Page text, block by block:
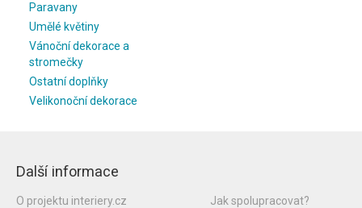
Paravany
Umělé květiny
Vánoční dekorace a
stromečky
Ostatní doplňky
Velikonoční dekorace
Další informace
O projektu interiery.cz
Jak spolupracovat?